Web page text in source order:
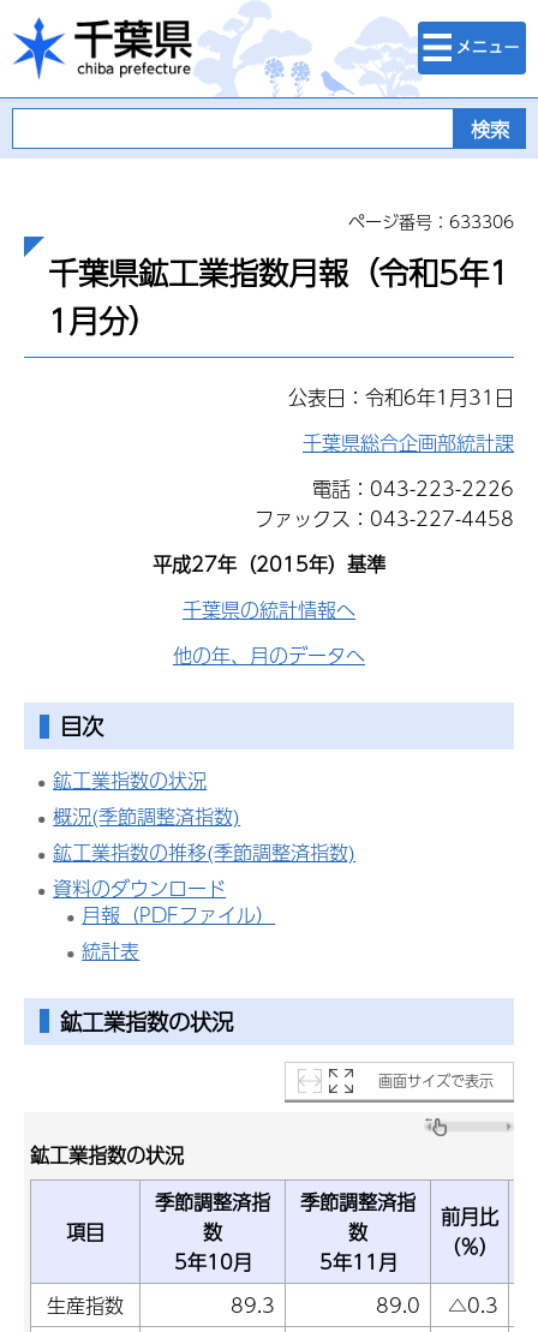
千葉県
検索・メニュ
ー
ページ番号：633306
千葉県鉱工業指数月報（令和5年1
1月分）
公表日：令和6年1月31日
千葉県総合企画部統計課
電話：043-223-2226
ファックス：043-227-4458
平成27年（2015年）基準
千葉県の統計情報へ
他の年、月のデータへ
目次
鉱工業指数の状況
概況(季節調整済指数)
鉱工業指数の推移(季節調整済指数)
資料のダウンロード
月報（PDFファイル）
統計表
鉱工業指数の状況
画面サイズで表示
鉱工業指数の状況
項目
季節調整済指
数
5年10月
季節調整済指
数
5年11月
前月比
（％）
生産指数 89.3 89.0
△0.3